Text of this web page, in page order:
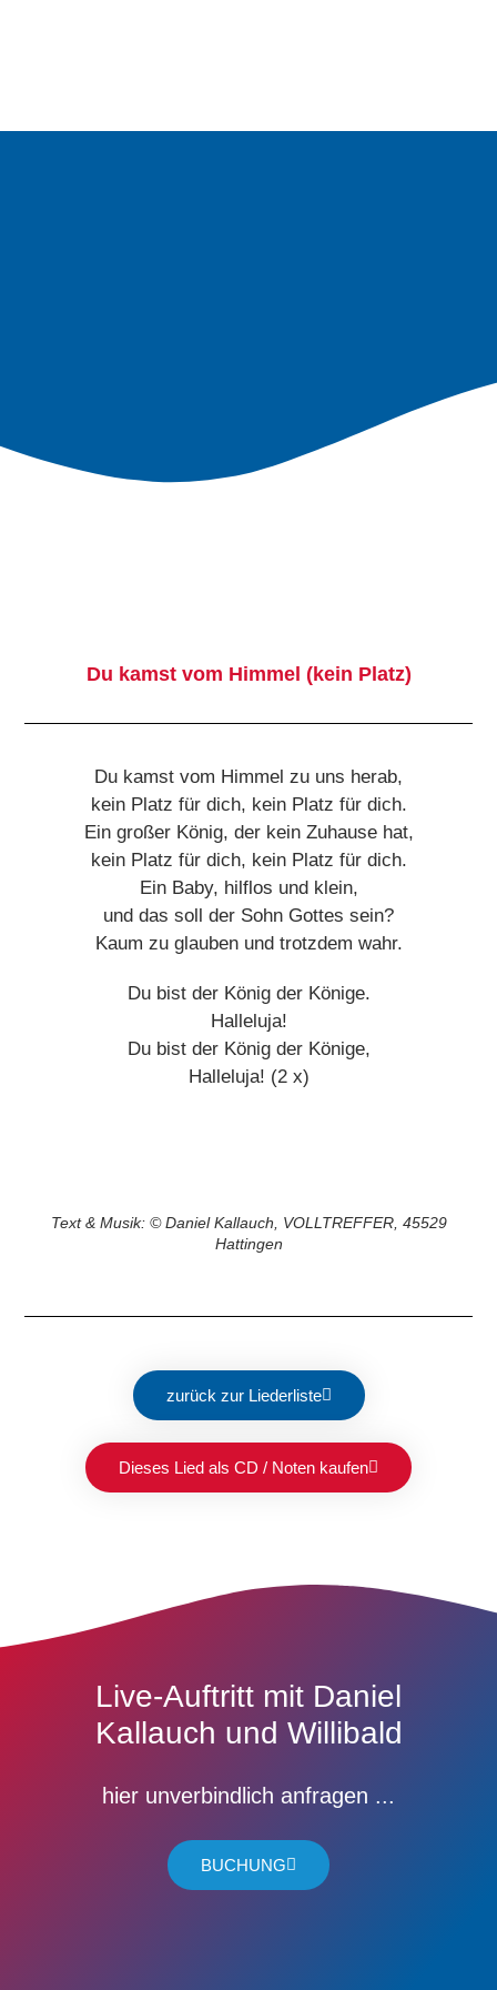
Du kamst vom Himmel (kein Platz)
Du kamst vom Himmel zu uns herab,
kein Platz für dich, kein Platz für dich.
Ein großer König, der kein Zuhause hat,
kein Platz für dich, kein Platz für dich.
Ein Baby, hilflos und klein,
und das soll der Sohn Gottes sein?
Kaum zu glauben und trotzdem wahr.
Du bist der König der Könige.
Halleluja!
Du bist der König der Könige,
Halleluja! (2 x)
Text & Musik: © Daniel Kallauch, VOLLTREFFER, 45529
Hattingen
zurück zur Liederliste
Dieses Lied als CD / Noten kaufen
Live-Auftritt mit Daniel
Kallauch und Willibald
hier unverbindlich anfragen ...
BUCHUNG